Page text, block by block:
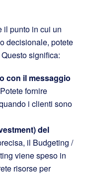
il punto in cui un
decisionale, potete
significa:
con il messaggio
fornire
i clienti sono
del
il Budgeting /
viene speso in
risorse per